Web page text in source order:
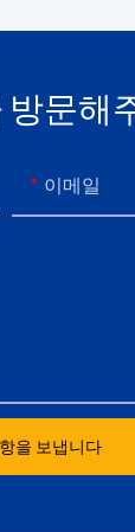
문해
이메일
을 보냅니다